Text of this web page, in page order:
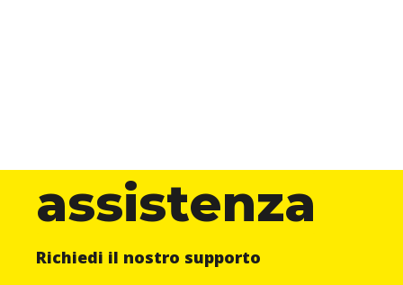
assistenza
Richiedi il nostro supporto